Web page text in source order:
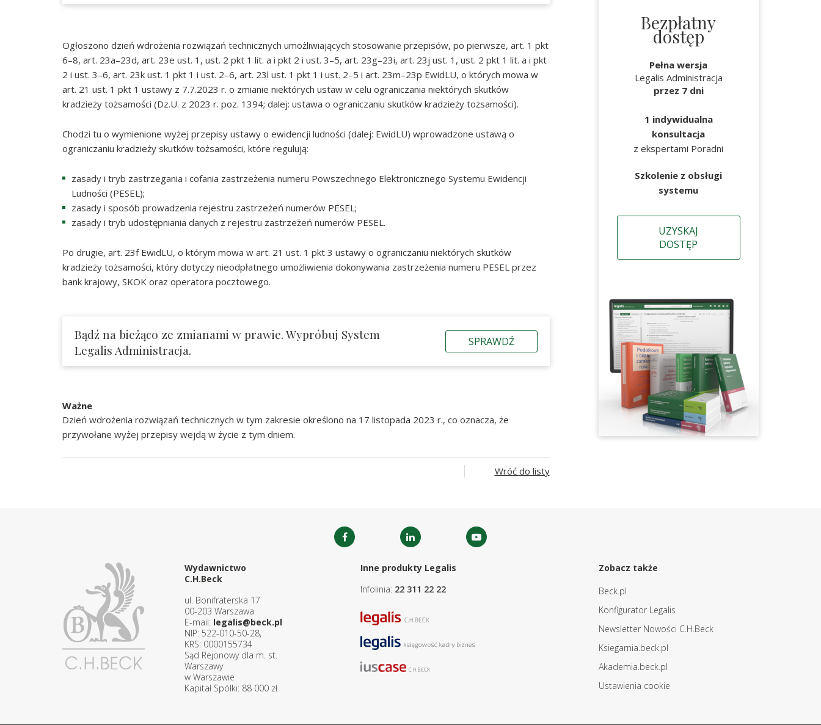
Ogłoszono dzień wdrożenia rozwiązań technicznych umożliwiających stosowanie przepisów, po pierwsze, art. 1 pkt
6–8, art. 23a–23d, art. 23e ust. 1, ust. 2 pkt 1 lit. a i pkt 2 i ust. 3–5, art. 23g–23i, art. 23j ust. 1, ust. 2 pkt 1 lit. a i pkt
2 i ust. 3–6, art. 23k ust. 1 pkt 1 i ust. 2–6, art. 23l ust. 1 pkt 1 i ust. 2–5 i art. 23m–23p EwidLU, o których mowa w
art. 21 ust. 1 pkt 1 ustawy z 7.7.2023 r. o zmianie niektórych ustaw w celu ograniczania niektórych skutków
kradzieży tożsamości (Dz.U. z 2023 r. poz. 1394; dalej: ustawa o ograniczaniu skutków kradzieży tożsamości).
Chodzi tu o wymienione wyżej przepisy ustawy o ewidencji ludności (dalej: EwidLU) wprowadzone ustawą o
ograniczaniu kradzieży skutków tożsamości, które regulują:
zasady i tryb zastrzegania i cofania zastrzeżenia numeru Powszechnego Elektronicznego Systemu Ewidencji
Ludności (PESEL);
zasady i sposób prowadzenia rejestru zastrzeżeń numerów PESEL;
zasady i tryb udostępniania danych z rejestru zastrzeżeń numerów PESEL.
Po drugie, art. 23f EwidLU, o którym mowa w art. 21 ust. 1 pkt 3 ustawy o ograniczaniu niektórych skutków
kradzieży tożsamości, który dotyczy nieodpłatnego umożliwienia dokonywania zastrzeżenia numeru PESEL przez
bank krajowy, SKOK oraz operatora pocztowego.
Bądź na bieżąco ze zmianami w prawie. Wypróbuj System
Legalis Administracja.
SPRAWDŹ
Ważne
Dzień wdrożenia rozwiązań technicznych w tym zakresie określono na 17 listopada 2023 r., co oznacza, że
przywołane wyżej przepisy wejdą w życie z tym dniem.
Wróć do listy
Bezpłatny
dostęp
Pełna wersja
Legalis Administracja
przez 7 dni
1 indywidualna
konsultacja
z ekspertami Poradni
Szkolenie z obsługi
systemu
UZYSKAJ
DOSTĘP
Wydawnictwo
C.H.Beck
ul. Bonifraterska 17
00-203 Warszawa
E-mail: legalis@beck.pl
NIP: 522-010-50-28,
KRS: 0000155734
Sąd Rejonowy dla m. st.
Warszawy
w Warszawie
Kapitał Spółki: 88 000 zł
Inne produkty Legalis
Infolinia: 22 311 22 22
Zobacz także
Beck.pl
Konfigurator Legalis
Newsletter Nowości C.H.Beck
Ksiegarnia.beck.pl
Akademia.beck.pl
Ustawienia cookie